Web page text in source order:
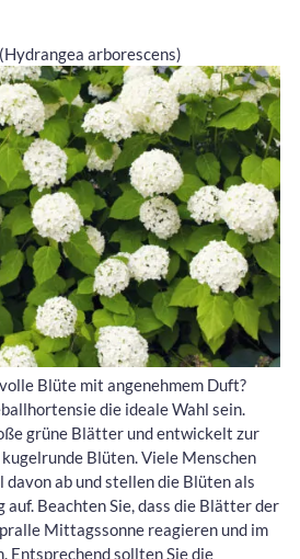
arborescens)
Blüte mit angenehmem Duft?
die ideale Wahl sein.
grüne Blätter und entwickelt zur
Blüten. Viele Menschen
davon ab und stellen die Blüten als
auf. Beachten Sie, dass die Blätter der
Mittagssonne reagieren und im
Entsprechend sollten Sie die